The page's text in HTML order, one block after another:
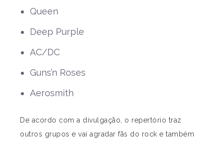
Queen
Deep Purple
AC/DC
Guns’n Roses
Aerosmith
De acordo com a divulgação, o repertório traz
outros grupos e vai agradar fãs do rock e também